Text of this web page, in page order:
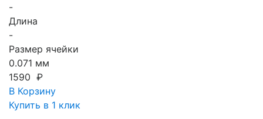
-
Длина
-
Размер ячейки
0.071 мм
1590 ₽
В Корзину
Купить в 1 клик